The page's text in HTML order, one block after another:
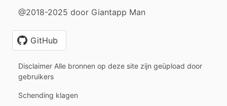
@2018-2025 door Giantapp Man
GitHub
Disclaimer Alle bronnen op deze site zijn geüpload door
gebruikers
Schending klagen